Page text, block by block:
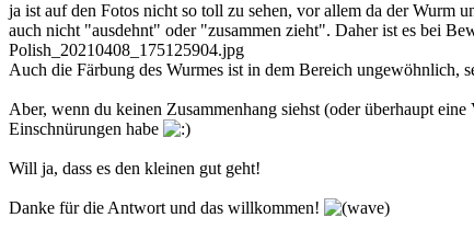
ja ist auf den Fotos nicht so toll zu sehen, vor allem da der Wurm
auch nicht "ausdehnt" oder "zusammen zieht". Daher ist es bei
Polish_20210408_175125904.jpg
Auch die Färbung des Wurmes ist in dem Bereich ungewöhnlich,
Aber, wenn du keinen Zusammenhang siehst (oder überhaupt eine
Einschnürungen habe
Will ja, dass es den kleinen gut geht!
Danke für die Antwort und das willkommen!